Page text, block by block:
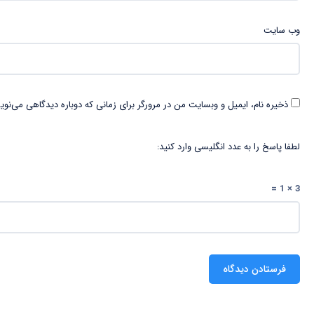
وب‌ سایت
ذخیره نام، ایمیل و وبسایت من در مرورگر برای زمانی که دوباره دیدگاهی
لطفا پاسخ را به عدد انگلیسی وارد کنید:
3 × 1 =